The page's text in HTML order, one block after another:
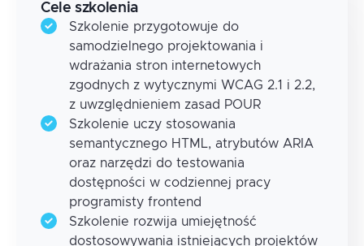
Cele szkolenia
Szkolenie przygotowuje do
samodzielnego projektowania i
wdrażania stron internetowych
zgodnych z wytycznymi WCAG 2.1 i 2.2,
z uwzględnieniem zasad POUR
Szkolenie uczy stosowania
semantycznego HTML, atrybutów ARIA
oraz narzędzi do testowania
dostępności w codziennej pracy
programisty frontend
Szkolenie rozwija umiejętność
dostosowywania istniejących projektów